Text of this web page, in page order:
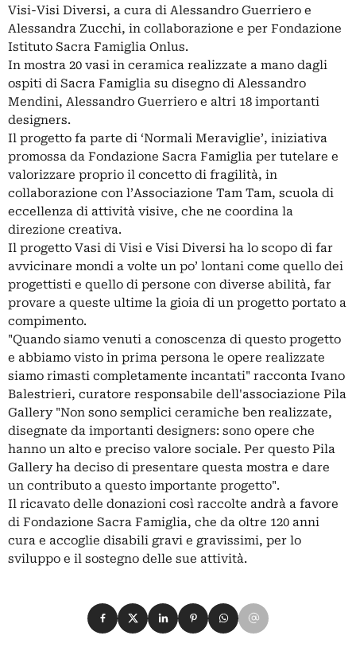
Visi-Visi Diversi, a cura di Alessandro Guerriero e
Alessandra Zucchi, in collaborazione e per Fondazione
Istituto Sacra Famiglia Onlus.
In mostra 20 vasi in ceramica realizzate a mano dagli
ospiti di Sacra Famiglia su disegno di Alessandro
Mendini, Alessandro Guerriero e altri 18 importanti
designers.
Il progetto fa parte di ‘Normali Meraviglie’, iniziativa
promossa da Fondazione Sacra Famiglia per tutelare e
valorizzare proprio il concetto di fragilità, in
collaborazione con l’Associazione Tam Tam, scuola di
eccellenza di attività visive, che ne coordina la
direzione creativa.
Il progetto Vasi di Visi e Visi Diversi ha lo scopo di far
avvicinare mondi a volte un po’ lontani come quello dei
progettisti e quello di persone con diverse abilità, far
provare a queste ultime la gioia di un progetto portato a
compimento.
"Quando siamo venuti a conoscenza di questo progetto
e abbiamo visto in prima persona le opere realizzate
siamo rimasti completamente incantati" racconta Ivano
Balestrieri, curatore responsabile dell'associazione Pila
Gallery "Non sono semplici ceramiche ben realizzate,
disegnate da importanti designers: sono opere che
hanno un alto e preciso valore sociale. Per questo Pila
Gallery ha deciso di presentare questa mostra e dare
un contributo a questo importante progetto".
Il ricavato delle donazioni così raccolte andrà a favore
di Fondazione Sacra Famiglia, che da oltre 120 anni
cura e accoglie disabili gravi e gravissimi, per lo
sviluppo e il sostegno delle sue attività.
Condividi su Facebook
Condividi su X
Condividi su LinkedIn
Condividi su Pinterest
Condividi su WhatsApp
Condividi su Email